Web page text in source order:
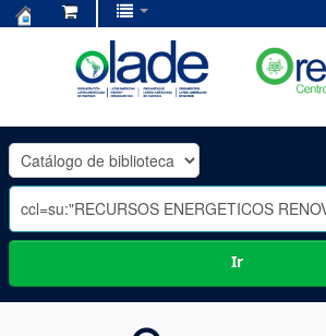
OLADE
-
Ir